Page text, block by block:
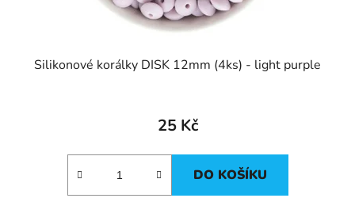
Silikonové korálky DISK 12mm (4ks) - light purple
25 Kč
DO KOŠÍKU